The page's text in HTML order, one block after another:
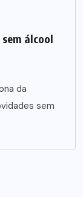
álcool
da
sem